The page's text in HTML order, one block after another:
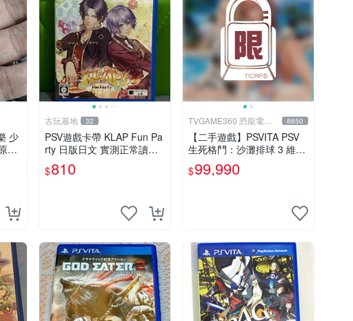
少
裝
古玩基地 32
PSV遊戲卡帶 KLAP Fun Pa
rty 日版日文 實測正常讀卡
正品二手 游玩收藏 12年老
機 九成新 整體成色佳 KLAP
$810
TVGAME360 恐龍電玩- 8650
【二手遊戲】PSVITA PSV
生死格鬥：沙灘排球 3 維納
斯 中文版【台中恐龍電玩】
$99,990